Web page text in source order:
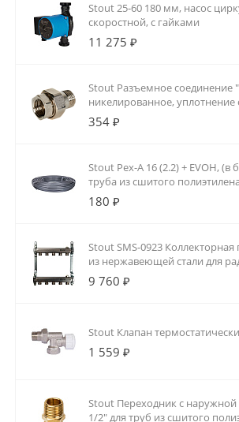
Stout 25-60 180 мм, насос
скоростной, с гайками
11 275 ₽
Stout Разъемное соединение
никелированное, уплотнение
354 ₽
Stout Pex-A 16 (2.2) + EVOH, (в
труба из сшитого
180 ₽
Stout SMS-0923 Коллекторная
из нержавеющей стали для
разводки
9 760 ₽
Stout Клапан
1 559 ₽
Stout Переходник с наружной
1/2" для труб из сшитого